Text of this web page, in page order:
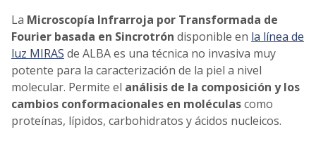
La Microscopía Infrarroja por Transformada de
Fourier basada en Sincrotrón disponible en la línea de
luz MIRAS de ALBA es una técnica no invasiva muy
potente para la caracterización de la piel a nivel
molecular. Permite el análisis de la composición y los
cambios conformacionales en moléculascomo
proteínas, lípidos, carbohidratos y ácidos nucleicos.